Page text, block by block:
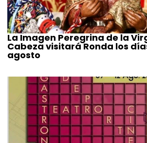
La Imagen Peregrina de la
Cabeza visitará Ronda los
agosto